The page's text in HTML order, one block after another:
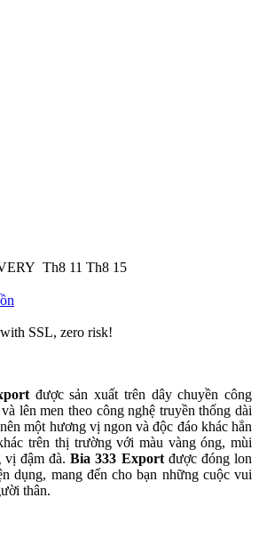
Th8 11 Th8 15
SSL, zero risk!
được sản xuất trên dây chuyền công
lên men theo công nghệ truyền thống dài
một hương vị ngon và độc đáo khác hẳn
trên thị trường với màu vàng óng, mùi
vị đậm đà.Bia 333 Export được đóng lon
dụng, mang đến cho bạn những cuộc vui
thân.